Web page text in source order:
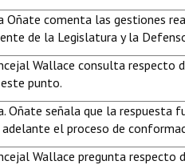
Oñate comenta las gestiones
de la Legislatura y la
Wallace consulta respecto
punto.
Oñate señala que la respuesta
el proceso de
Wallace pregunta